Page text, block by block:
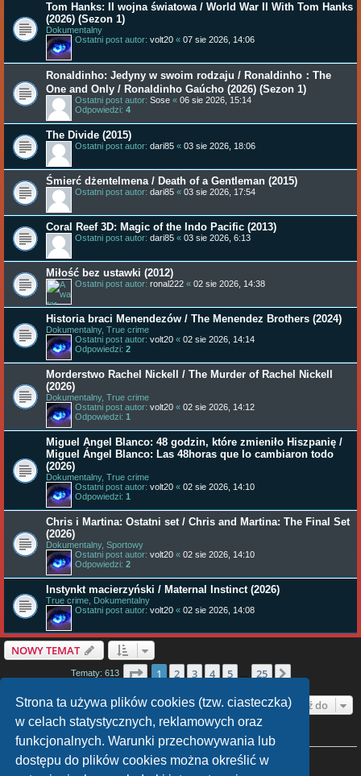
Strona ta używa plików cookies (tzw. ciasteczka)
w celach statystycznych, reklamowych oraz
funkcjonalnych. Warunki przechowywania lub
dostępu do plików cookies można określić w
Tom Hanks: II wojna światowa / World War II With Tom Hanks
(2026) (Sezon 1)
Dokumentalny
Ostatni post autor: volt20 « 07 sie 2026, 14:06
Ronaldinho: Jedyny w swoim rodzaju / Ronaldinho：The
One and Only / Ronaldinho Gaúcho (2026) (Sezon 1)
Ostatni post autor: Sose « 06 sie 2026, 15:14
Odpowiedzi: 4
The Divide (2015)
Ostatni post autor: dari85 « 03 sie 2026, 18:06
Śmierć dżentelmena / Death of a Gentleman (2015)
Ostatni post autor: dari85 « 03 sie 2026, 17:54
Coral Reef 3D: Magic of the Indo Pacific (2013)
Ostatni post autor: dari85 « 03 sie 2026, 6:13
Miłość bez ustawki (2012)
Ostatni post autor: ronal222 « 02 sie 2026, 14:38
Historia braci Menendezów / The Menendez Brothers (2024)
Dokumentalny, True crime
Ostatni post autor: volt20 « 02 sie 2026, 14:14
Odpowiedzi: 2
Morderstwo Rachel Nickell / The Murder of Rachel Nickell
(2026)
Dokumentalny, True crime
Ostatni post autor: volt20 « 02 sie 2026, 14:12
Odpowiedzi: 1
Miguel Angel Blanco: 48 godzin, które zmieniło Hiszpanię /
Miguel Ángel Blanco: Las 48horas que lo cambiaron todo
(2026)
Dokumentalny, True crime
Ostatni post autor: volt20 « 02 sie 2026, 14:10
Odpowiedzi: 1
Chris i Martina: Ostatni set / Chris and Martina: The Final Set
(2026)
Dokumentalny, Sportowy
Ostatni post autor: volt20 « 02 sie 2026, 14:10
Odpowiedzi: 2
Instynkt macierzyński / Maternal Instinct (2026)
True crime, Dokumentalny
Ostatni post autor: volt20 « 02 sie 2026, 14:08
NOWY TEMAT
Tematy: 613 Strona1 z25
1 2 3 4 5 25 Następna
Przejdź do
TWOJE UPRAWNIENIA NA TYM FORUM
Nie możesz
tworzyć nowych tematów
Nie możeszodpowiadać w tematach